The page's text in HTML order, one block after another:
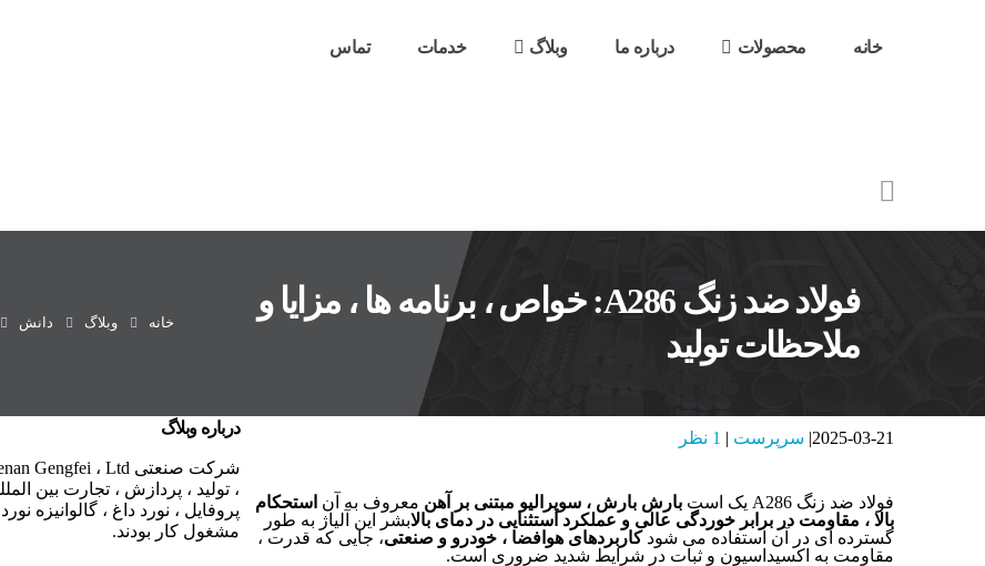
خانه محصولات درباره ما وبلاگ خدمات تماس
فولاد ضد زنگ A286: خواص ، برنامه ها ، مزایا و
ملاحظات تولید
خانه وبلاگ دانش
2025-03-21 سرپرست 1 نظر
فولاد ضد زنگ A286 یک است بارش بارش ، سوپرالیو مبتنی بر آهن معروف به آن استحکام
بالا ، مقاومت در برابر خوردگی عالی و عملکرد استثنایی در دمای بالابشر این آلیاژ به طور
گسترده ای در آن استفاده می شودکاربردهای هوافضا ، خودرو و صنعتی، جایی که قدرت ،
مقاومت به اکسیداسیون و ثبات در شرایط شدید ضروری است.
درباره وبلاگ
، تولید ، پردازش ، تجارت بین
پروفایل ، نورد داغ ، گالوانیزه
مشغول کار بودند.